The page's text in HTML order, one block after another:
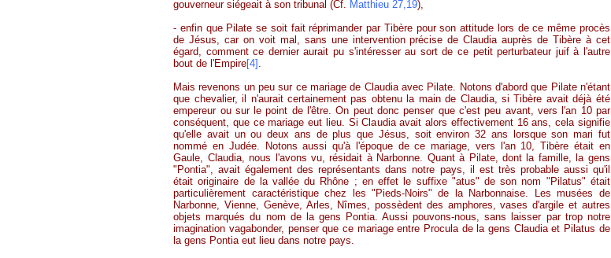
gouverneur siégeait à son tribunal (Cf. Matthieu 27,19),
- enfin que Pilate se soit fait réprimander par Tibère pour son attitude lors de ce même procès
de Jésus, car on voit mal, sans une intervention précise de Claudia auprès de Tibère à cet
égard, comment ce dernier aurait pu s'intéresser au sort de ce petit perturbateur juif à l'autre
bout de l'Empire[4] .
Mais revenons un peu sur ce mariage de Claudia avec Pilate. Notons d'abord que Pilate n'étant
que chevalier, il n'aurait certainement pas obtenu la main de Claudia, si Tibère avait déjà été
empereur ou sur le point de l'être. On peut donc penser que c'est peu avant, vers l'an 10 par
conséquent, que ce mariage eut lieu. Si Claudia avait alors effectivement 16 ans, cela signifie
qu'elle avait un ou deux ans de plus que Jésus, soit environ 32 ans lorsque son mari fut
nommé en Judée. Notons aussi qu'à l'époque de ce mariage, vers l'an 10, Tibère était en
Gaule, Claudia, nous l'avons vu, résidait à Narbonne. Quant à Pilate, dont la famille, la gens
" Pontia", avait également des représentants dans notre pays, il est très probable aussi qu'il
était originaire de la vallée du Rhône ; en effet le suffixe "atus" de son nom "Pilatus" était
particulièrement caractéristique chez les "Pieds-Noirs" de la Narbonnaise. Les musées de
Narbonne, Vienne, Genève, Arles, Nîmes, possèdent des amphores, vases d'argile et autres
objets marqués du nom de la gens Pontia. Aussi pouvons-nous, sans laisser par trop notre
imagination vagabonder, penser que ce mariage entre Procula de la gens Claudia et Pilatus de
la gens Pontiaeut lieu dans notre pays.